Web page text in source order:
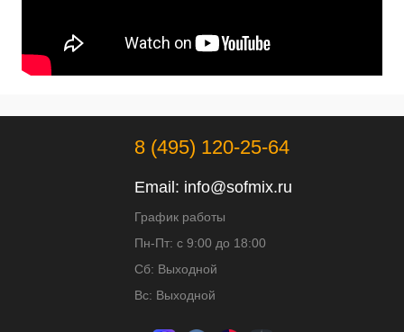
8 (495) 120-25-64
Email: info@sofmix.ru
График работы
Пн-Пт: с 9:00 до 18:00
Сб: Выходной
Вс: Выходной